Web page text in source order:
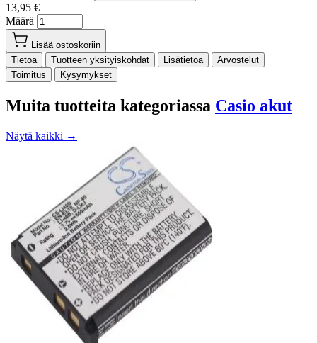
13,95 €
Määrä
Lisää ostoskoriin
Tietoa
Tuotteen yksityiskohdat Lisätietoa
Arvostelut
Toimitus
Kysymykset
Muita tuotteita kategoriassa Casio akut
Näytä kaikki →